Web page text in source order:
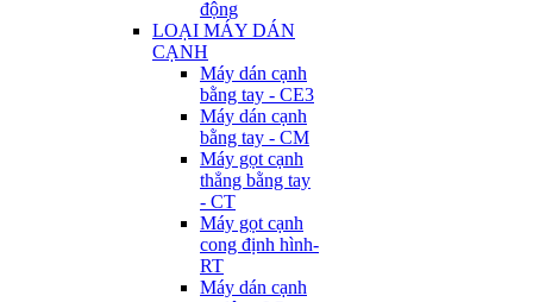
động
LOẠI MÁY DÁN
CẠNH
Máy dán cạnh
bằng tay - CE3
Máy dán cạnh
bằng tay - CM
Máy gọt cạnh
thẳng bằng tay
- CT
Máy gọt cạnh
cong định hình-
RT
Máy dán cạnh